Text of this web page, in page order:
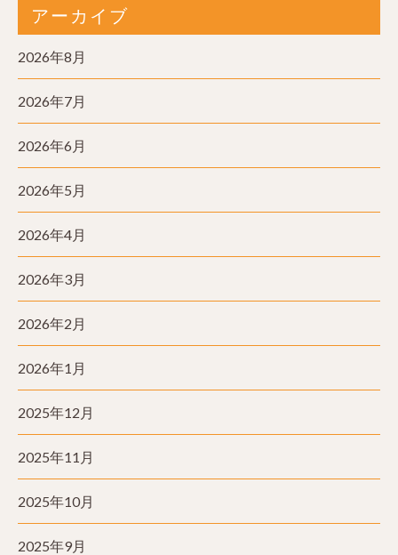
アーカイブ
2026年8月
2026年7月
2026年6月
2026年5月
2026年4月
2026年3月
2026年2月
2026年1月
2025年12月
2025年11月
2025年10月
2025年9月